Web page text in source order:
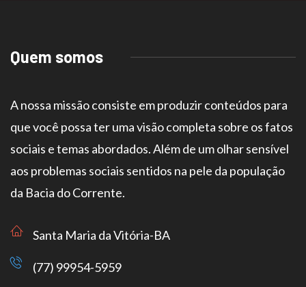
Quem somos
A nossa missão consiste em produzir conteúdos para
que você possa ter uma visão completa sobre os fatos
sociais e temas abordados. Além de um olhar sensível
aos problemas sociais sentidos na pele da população
da Bacia do Corrente.
Santa Maria da Vitória-BA
(77) 99954-5959